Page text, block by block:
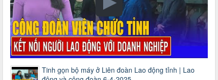
Tinh gọn bộ máy ở Liên đoàn Lao động tỉnh | Lao